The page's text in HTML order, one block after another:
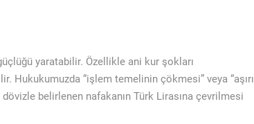
yaratabilir. Özellikle ani kur şok ları
Hukukumuzda “işlem temelinin çökmesi” veya “aşırı
dövizle belirlenen nafakanın Türk Lirasına çevrilmesi